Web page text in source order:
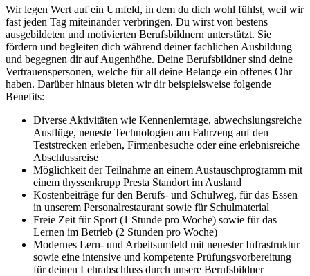
Wir legen Wert auf ein Umfeld, in dem du dich wohl fühlst, weil wir
fast jeden Tag miteinander verbringen. Du wirst von bestens
ausgebildeten und motivierten Berufsbildnern unterstützt. Sie
fördern und begleiten dich während deiner fachlichen Ausbildung
und begegnen dir auf Augenhöhe. Deine Berufsbildner sind deine
Vertrauenspersonen, welche für all deine Belange ein offenes Ohr
haben. Darüber hinaus bieten wir dir beispielsweise folgende
Benefits:
Diverse Aktivitäten wie Kennenlerntage, abwechslungsreiche
Ausflüge, neueste Technologien am Fahrzeug auf den
Teststrecken erleben, Firmenbesuche oder eine erlebnisreiche
Abschlussreise
Möglichkeit der Teilnahme an einem Austauschprogramm mit
einem thyssenkrupp Presta Standort im Ausland
Kostenbeiträge für den Berufs- und Schulweg, für das Essen
in unserem Personalrestaurant sowie für Schulmaterial
Freie Zeit für Sport (1 Stunde pro Woche) sowie für das
Lernen im Betrieb (2 Stunden pro Woche)
Modernes Lern- und Arbeitsumfeld mit neuester Infrastruktur
sowie eine intensive und kompetente Prüfungsvorbereitung
für deinen Lehrabschluss durch unsere Berufsbildner